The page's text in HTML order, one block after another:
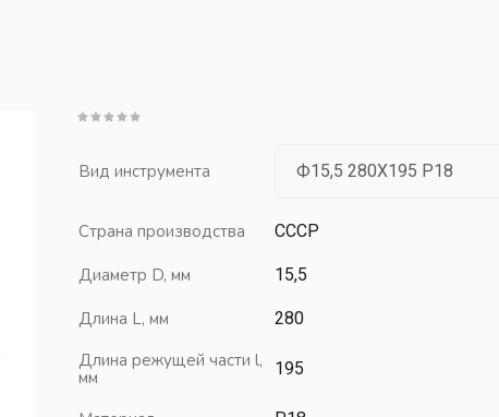
Ножи вставные для трехсторонних фрез 90 градусов
Фрезы торцевые к/х с механическим креплением
Фрезы трехсторонние с МКП из т.с. (вертолет)
Фрезы трехсторонние со вставными ножами
Борфрезы
Вид инструмента
Страна производства СССР
Диаметр D, мм 15,5
Длина L, мм 280
Длина режущей части l,
мм
195